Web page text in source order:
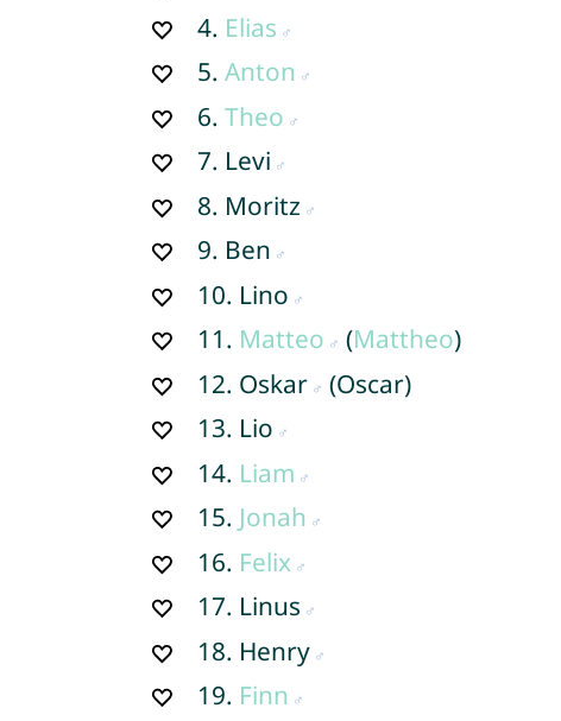
4. Elias
5.Anton
6.Theo
7. Levi
8. Moritz
9. Ben
10. Lino
11. Matteo (Mattheo)
12. Oskar
(Oscar)
13. Lio
14. Liam
15. Jonah
16. Felix
17. Linus
18. Henry
19. Finn